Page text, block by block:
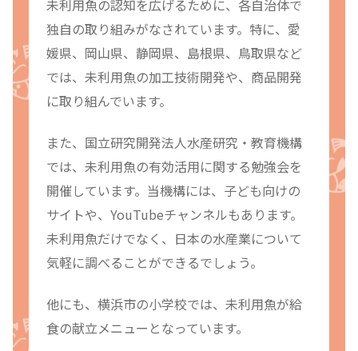
未利用魚の認知を広げるために、各自治体で
独自の取り組みがなされています。特に、愛
媛県、岡山県、静岡県、島根県、鳥取県など
では、未利用魚の加工技術開発や、商品開発
に取り組んでいます。
また、国立研究開発法人水産研究・教育機構
では、未利用魚の有効活用に関する勉強会を
開催しています。当機構には、子ども向けの
サイトや、YouTubeチャンネルもあります。
未利用魚だけでなく、日本の水産業について
気軽に調べることができるでしょう。
他にも、横浜市の小学校では、未利用魚が給
食の献立メニューとなっています。